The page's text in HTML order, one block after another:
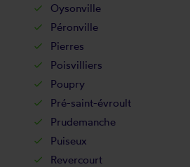
Oysonville
Péronville
Pierres
Poisvilliers
Poupry
Pré-saint-évroult
Prudemanche
Puiseux
Revercourt